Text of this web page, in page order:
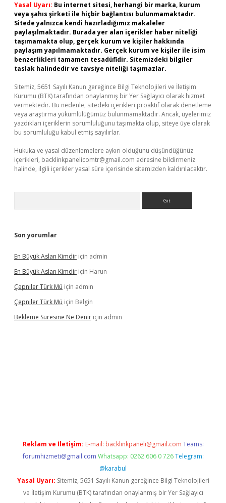
Yasal Uyarı: Bu internet sitesi, herhangi bir marka, kurum
veya şahıs şirketi ile hiçbir bağlantısı bulunmamaktadır.
Sitede yalnızca kendi hazırladığımız makaleler
paylaşılmaktadır. Burada yer alan içerikler haber niteliği
taşımamakta olup, gerçek kurum ve kişiler hakkında
paylaşım yapılmamaktadır. Gerçek kurum ve kişiler ile isim
benzerlikleri tamamen tesadüfidir. Sitemizdeki bilgiler
taslak halindedir ve tavsiye niteliği taşımazlar.
Sitemiz, 5651 Sayılı Kanun gereğince Bilgi Teknolojileri ve İletişim
Kurumu (BTK) tarafından onaylanmış bir Yer Sağlayıcı olarak hizmet
vermektedir. Bu nedenle, sitedeki içerikleri proaktif olarak denetleme
veya araştırma yükümlülüğümüz bulunmamaktadır. Ancak, üyelerimiz
yazdıkları içeriklerin sorumluluğunu taşımakta olup, siteye üye olarak
bu sorumluluğu kabul etmiş sayılırlar.
Hukuka ve yasal düzenlemelere aykırı olduğunu düşündüğünüz
içerikleri, backlinkpanelicomtr@gmail.com adresine bildirmeniz
halinde, ilgili içerikler yasal süre içerisinde sitemizden kaldırılacaktır.
Son yorumlar
En Büyük Aslan Kimdir için admin
En Büyük Aslan Kimdir için Harun
Çepniler Türk Mü için admin
Çepniler Türk Mü için Belgin
Bekleme Süresine Ne Denir için admin
Reklam ve İletişim: E-mail: backlinkpaneli@gmail.com Teams:
forumhizmeti@gmail.com Whatsapp: 0262 606 0 726 Telegram:
@karabul
Yasal Uyarı: Sitemiz, 5651 Sayılı Kanun gereğince Bilgi Teknolojileri
ve İletişim Kurumu (BTK) tarafından onaylanmış bir Yer Sağlayıcı